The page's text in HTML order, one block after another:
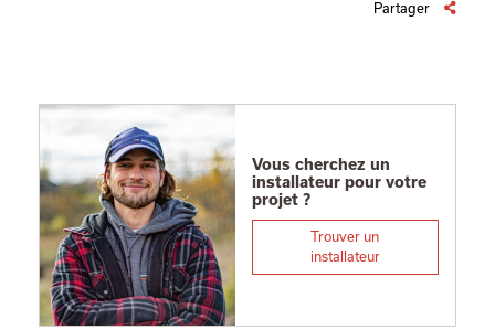
Partager
Vous cherchez un
installateur pour votre
projet ?
Trouver un
installateur